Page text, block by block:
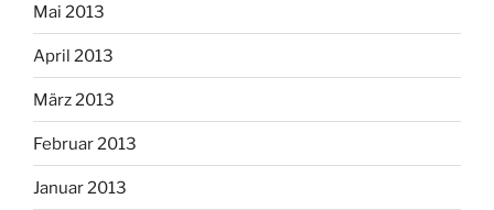
Mai 2013
April 2013
März 2013
Februar 2013
Januar 2013